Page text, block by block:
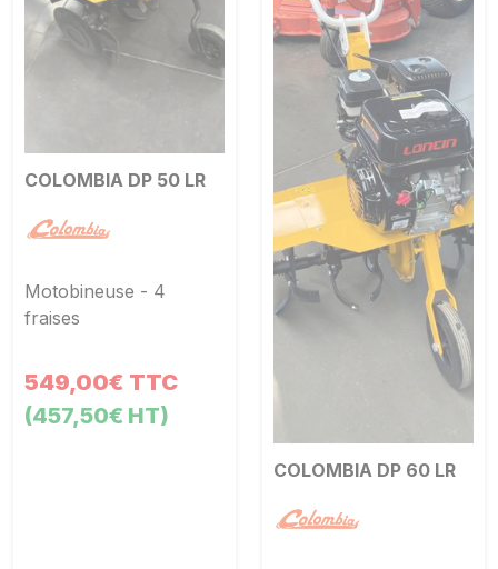
COLOMBIA DP 50 LR
Motobineuse - 4
fraises
549,00€ TTC
(457,50€ HT)
COLOMBIA DP 60 LR